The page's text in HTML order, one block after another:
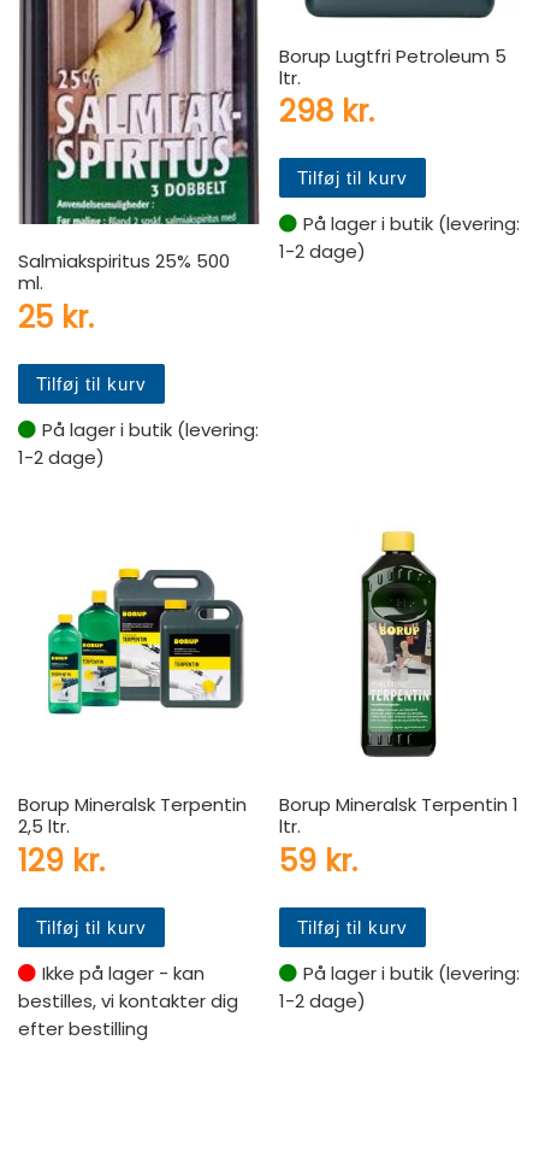
Salmiakspiritus 25% 500
ml.
25 kr.
Tilføj til kurv
På lager i butik (levering:
1-2 dage)
Borup Lugtfri Petroleum 5
ltr.
298 kr.
Tilføj til kurv
På lager i butik (levering:
1-2 dage)
Borup Mineralsk Terpentin
2,5 ltr.
129 kr.
Tilføj til kurv
Ikke på lager - kan
bestilles, vi kontakter dig
efter bestilling
Borup Mineralsk Terpentin 1
ltr.
59 kr.
Tilføj til kurv
På lager i butik (levering:
1-2 dage)